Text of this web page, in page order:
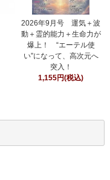
2026年9月号 運気＋波
動＋霊的能力＋生命力が
爆上！ “エーテル使
い”になって、高次元へ
突入！
1,155円(税込)